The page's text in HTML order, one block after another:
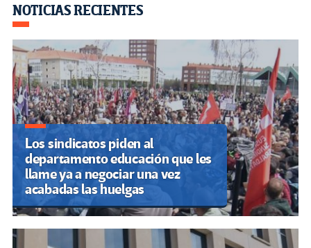
o
k
m n
tir
NOTICIAS RECIENTES
Los sindicatos piden al
departamento educación que les
llame ya a negociar una vez
acabadas las huelgas